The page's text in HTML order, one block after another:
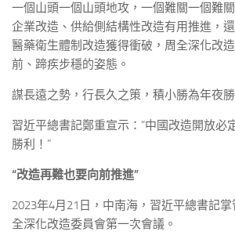
一個山頭一個山頭地攻，一個難關一個難
企業改造、供給側結構性改造有用推進，
醫藥衛生體制改造獲得衝破，周全深化改
前、蹄疾步穩的姿態。
謀長遠之勢，行長久之策，積小勝為年夜勝
習近平總書記鄭重宣示：“中國改造開放必
勝利！”
“改造再難也要向前推進”
2023年4月21日，中南海，習近平總書記
全深化改造委員會第一次會議。